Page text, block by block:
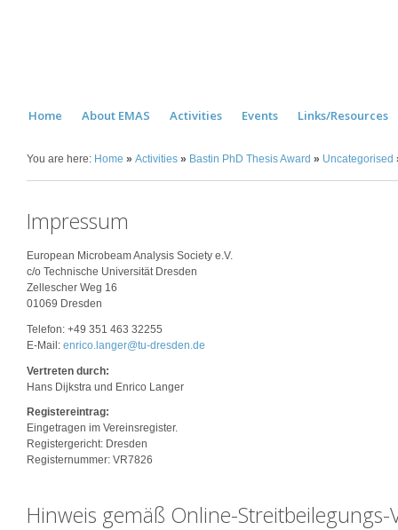
Home About EMAS Activities Events Links/Resources
You are here: Home » Activities » Bastin PhD Thesis Award » Uncategorised
Impressum
European Microbeam Analysis Society e.V.
c/o Technische Universität Dresden
Zellescher Weg 16
01069 Dresden
Telefon: +49 351 463 32255
E-Mail: enrico.langer@tu-dresden.de
Vertreten durch:
Hans Dijkstra und Enrico Langer
Registereintrag:
Eingetragen im Vereinsregister.
Registergericht: Dresden
Registernummer: VR7826
Hinweis gemäß Online-